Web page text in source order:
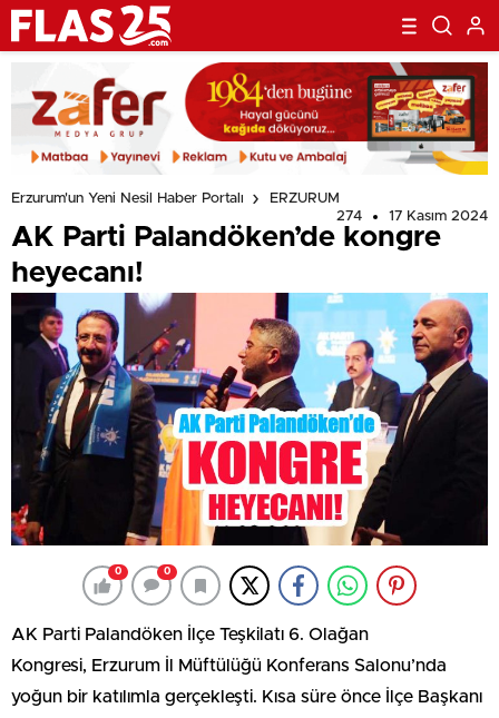
Erzurum'un Yeni Nesil Haber Portalı
ERZURUM
274
17 Kasım 2024
AK Parti Palandöken’de kongre
heyecanı!
0 0
AK Parti Palandöken İlçe Teşkilatı 6. Olağan
Kongresi, Erzurum İl Müftülüğü Konferans Salonu’nda
yoğun bir katılımla gerçekleşti. Kısa süre önce İlçe Başkanı